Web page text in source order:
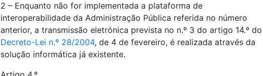
2 – Enquanto não for implementada a plataforma de
interoperabilidade da Administração Pública referida no número
anterior, a transmissão eletrónica prevista no n.º 3 do artigo 14.º do
Decreto-Lei n.º 28/2004, de 4 de fevereiro, é realizada através da
solução informática já existente.